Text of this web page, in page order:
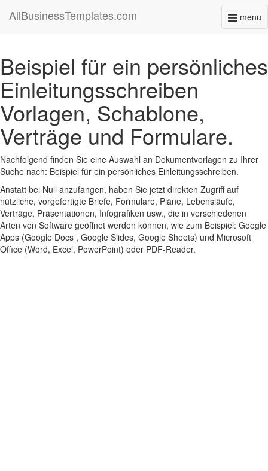
menu
AllBusinessTemplates.com
Beispiel für ein persönliches
Einleitungsschreiben
Vorlagen, Schablone,
Verträge und Formulare.
Nachfolgend finden Sie eine Auswahl an Dokumentvorlagen zu Ihrer
Suche nach: Beispiel für ein persönliches Einleitungsschreiben.
Anstatt bei Null anzufangen, haben Sie jetzt direkten Zugriff auf
nützliche, vorgefertigte Briefe, Formulare, Pläne, Lebensläufe,
Verträge, Präsentationen, Infografiken usw., die in verschiedenen
Arten von Software geöffnet werden können, wie zum Beispiel: Google
Apps (Google Docs , Google Slides, Google Sheets) und Microsoft
Office (Word, Excel, PowerPoint) oder PDF-Reader.